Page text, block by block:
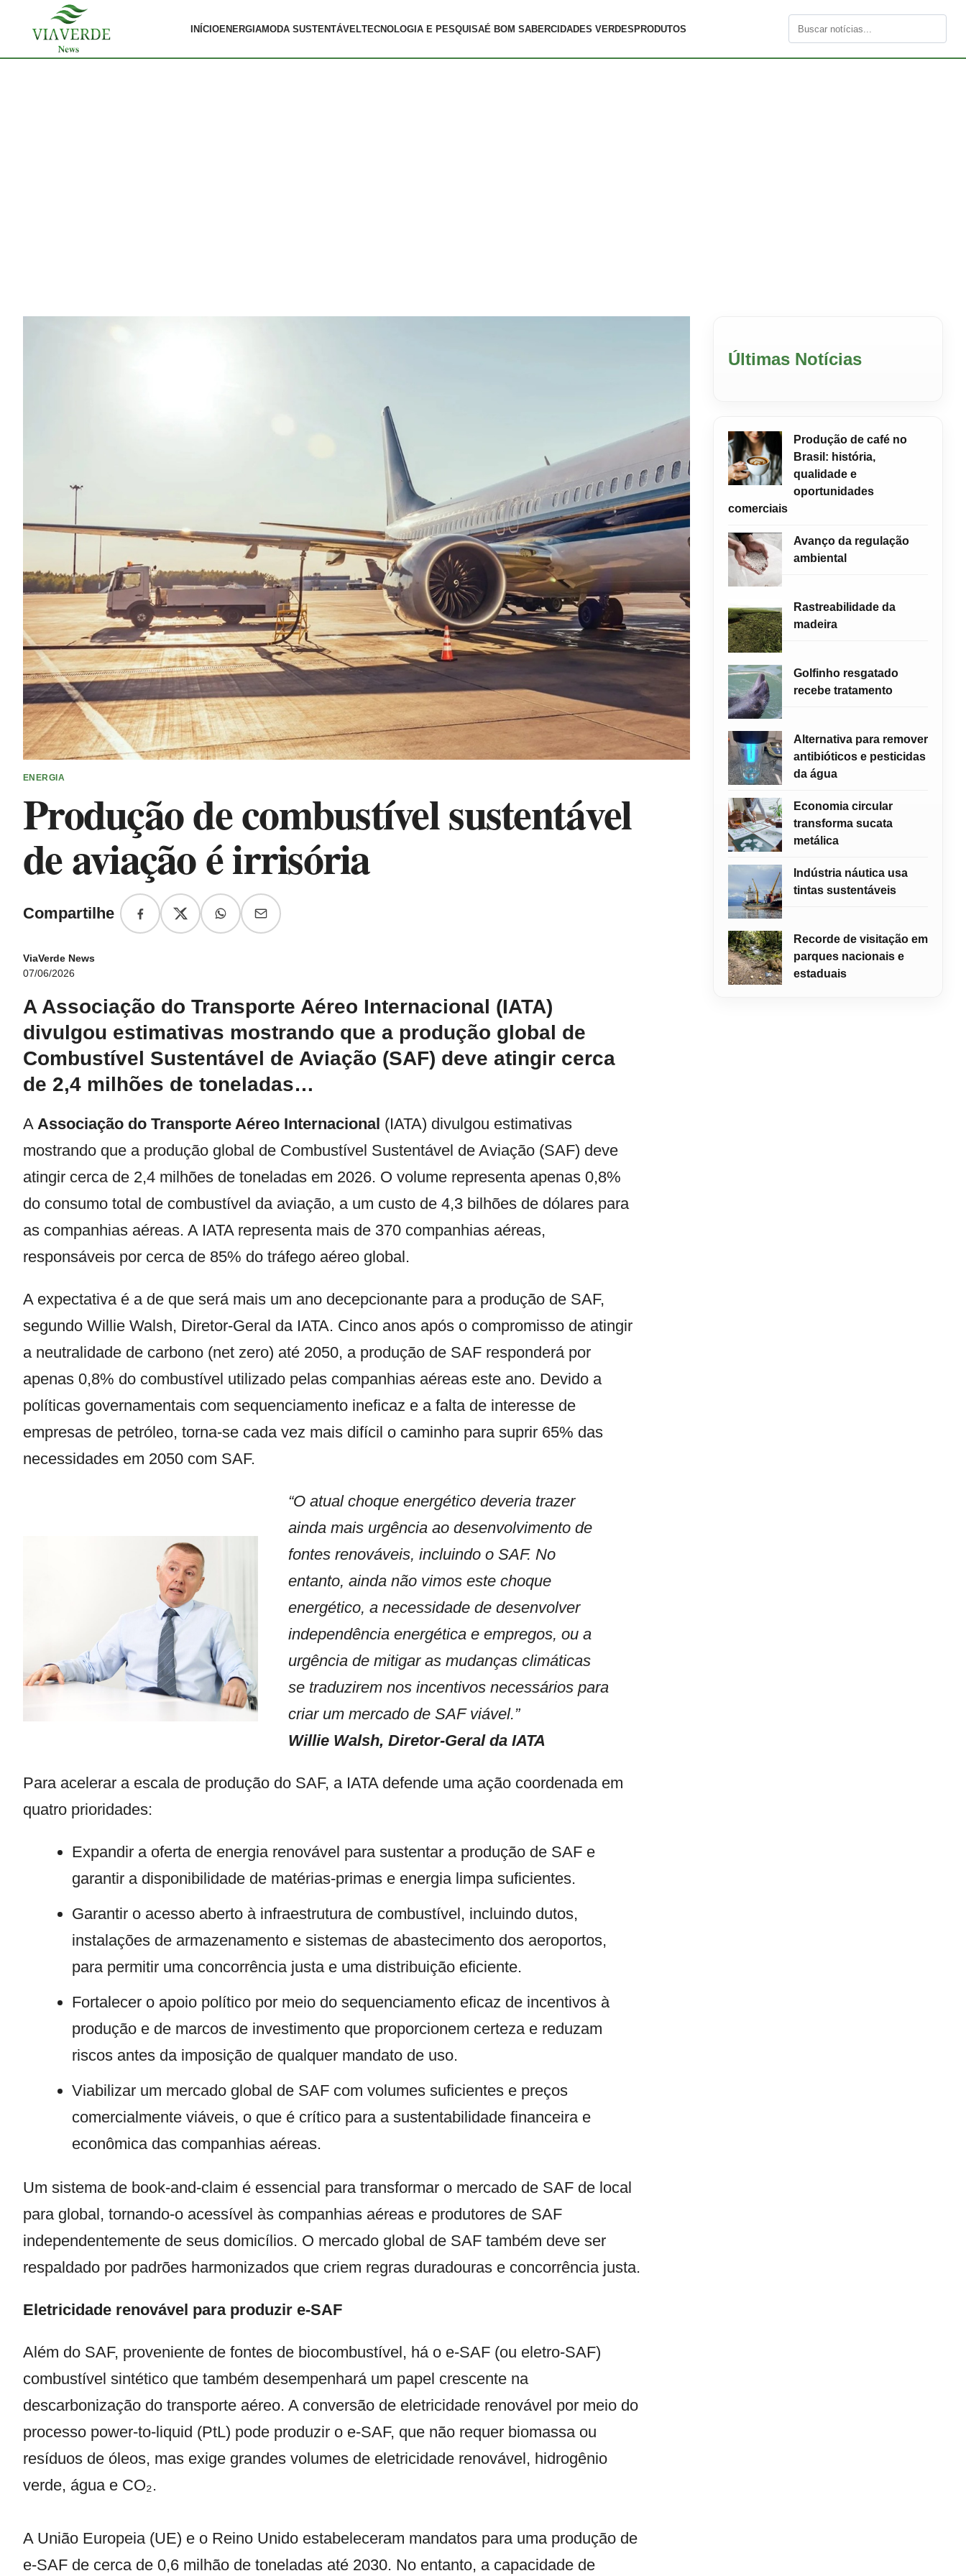
INÍCIOENERGIAMODA SUSTENTÁVELTECNOLOGIA E PESQUISAÉ BOM SABERCIDADES VERDES PRODUTOS
Buscar
ENERGIA
Produção de combustível sustentável
de aviação é irrisória
Compartilhe
ViaVerde News
07/06/2026
A Associação do Transporte Aéreo Internacional (IATA)
divulgou estimativas mostrando que a produção global de
Combustível Sustentável de Aviação (SAF) deve atingir cerca
de 2,4 milhões de toneladas…
A Associação do Transporte Aéreo Internacional (IATA) divulgou estimativas
mostrando que a produção global de Combustível Sustentável de Aviação (SAF) deve
atingir cerca de 2,4 milhões de toneladas em 2026. O volume representa apenas 0,8%
do consumo total de combustível da aviação, a um custo de 4,3 bilhões de dólares para
as companhias aéreas. A IATA representa mais de 370 companhias aéreas,
responsáveis por cerca de 85% do tráfego aéreo global.
A expectativa é a de que será mais um ano decepcionante para a produção de SAF,
segundo Willie Walsh, Diretor-Geral da IATA. Cinco anos após o compromisso de atingir
a neutralidade de carbono (net zero) até 2050, a produção de SAF responderá por
apenas 0,8% do combustível utilizado pelas companhias aéreas este ano. Devido a
políticas governamentais com sequenciamento ineficaz e a falta de interesse de
empresas de petróleo, torna-se cada vez mais difícil o caminho para suprir 65% das
necessidades em 2050 com SAF.
“O atual choque energético deveria trazer
ainda mais urgência ao desenvolvimento de
fontes renováveis, incluindo o SAF. No
entanto, ainda não vimos este choque
energético, a necessidade de desenvolver
independência energética e empregos, ou a
urgência de mitigar as mudanças climáticas
se traduzirem nos incentivos necessários para
criar um mercado de SAF viável.”
Willie Walsh, Diretor-Geral da IATA
Para acelerar a escala de produção do SAF, a IATA defende uma ação coordenada em
quatro prioridades:
Expandir a oferta de energia renovável para sustentar a produção de SAF e
garantir a disponibilidade de matérias-primas e energia limpa suficientes.
Garantir o acesso aberto à infraestrutura de combustível, incluindo dutos,
instalações de armazenamento e sistemas de abastecimento dos aeroportos,
para permitir uma concorrência justa e uma distribuição eficiente.
Fortalecer o apoio político por meio do sequenciamento eficaz de incentivos à
produção e de marcos de investimento que proporcionem certeza e reduzam
riscos antes da imposição de qualquer mandato de uso.
Viabilizar um mercado global de SAF com volumes suficientes e preços
comercialmente viáveis, o que é crítico para a sustentabilidade financeira e
econômica das companhias aéreas.
Um sistema de book-and-claim é essencial para transformar o mercado de SAF de local
para global, tornando-o acessível às companhias aéreas e produtores de SAF
independentemente de seus domicílios. O mercado global de SAF também deve ser
respaldado por padrões harmonizados que criem regras duradouras e concorrência justa.
Eletricidade renovável para produzir e-SAF
Além do SAF, proveniente de fontes de biocombustível, há o e-SAF (ou eletro-SAF)
combustível sintético que também desempenhará um papel crescente na
descarbonização do transporte aéreo. A conversão de eletricidade renovável por meio do
processo power-to-liquid (PtL) pode produzir o e-SAF, que não requer biomassa ou
resíduos de óleos, mas exige grandes volumes de eletricidade renovável, hidrogênio
verde, água e CO₂.
A União Europeia (UE) e o Reino Unido estabeleceram mandatos para uma produção de
e-SAF de cerca de 0,6 milhão de toneladas até 2030. No entanto, a capacidade de
Últimas Notícias
Produção de café no
Brasil: história,
qualidade e
oportunidades
comerciais
Avanço da regulação
ambiental
Rastreabilidade da
madeira
Golfinho resgatado
recebe tratamento
Alternativa para remover
antibióticos e pesticidas
da água
Economia circular
transforma sucata
metálica
Indústria náutica usa
tintas sustentáveis
Recorde de visitação em
parques nacionais e
estaduais